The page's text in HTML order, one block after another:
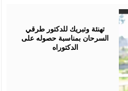
تهنئة وتبريك للدكتور طرقي
السرحان بمناسبة حصوله على
الدكتوراه